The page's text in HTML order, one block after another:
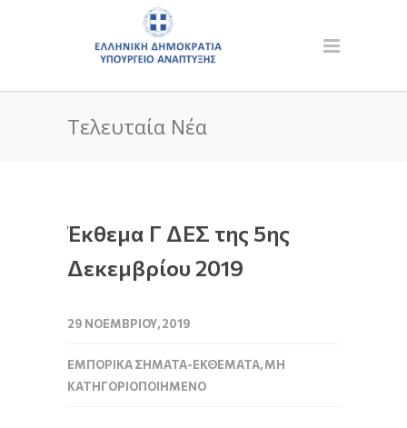
Τελευταία Νέα
Έκθεμα Γ ΔΕΣ της 5ης
Δεκεμβρίου 2019
29 ΝΟΕΜΒΡΊΟΥ, 2019
ΕΜΠΟΡΙΚΆ ΣΉΜΑΤΑ-ΕΚΘΈΜΑΤΑ,ΜΗ
ΚΑΤΗΓΟΡΙΟΠΟΙΗΜΈΝΟ